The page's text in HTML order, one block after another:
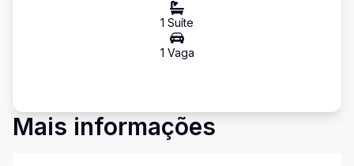
1 Suíte
1 Vaga
Mais informações